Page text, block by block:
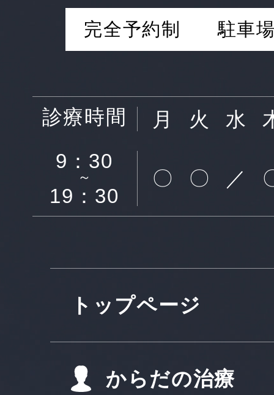
完全予約制 駐車
診療時間 月 火 水
9：30
～
19：30
〇 〇 ／
トップページ
からだの治療